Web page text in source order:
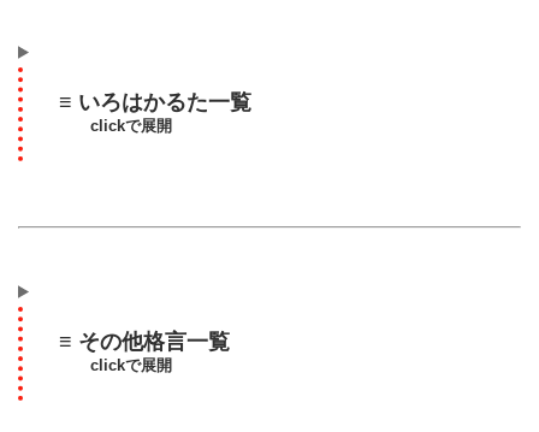
≡ いろはかるた一覧
clickで展開
≡ その他格言一覧
clickで展開